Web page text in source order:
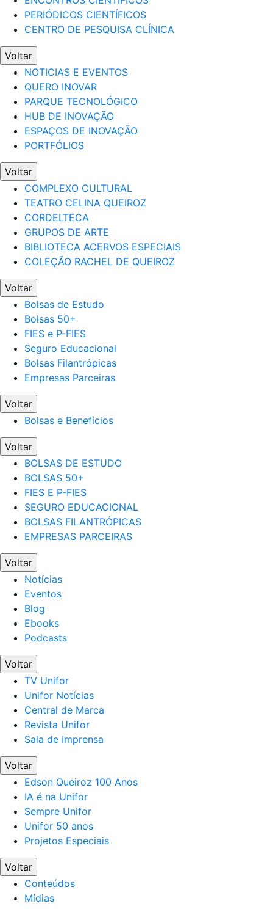
PERIÓDICOS CIENTÍFICOS
CENTRO DE PESQUISA CLÍNICA
Voltar
NOTICIAS E EVENTOS
QUERO INOVAR
PARQUE TECNOLÓGICO
HUB DE INOVAÇÃO
ESPAÇOS DE INOVAÇÃO
PORTFÓLIOS
Voltar
COMPLEXO CULTURAL
TEATRO CELINA QUEIROZ
CORDELTECA
GRUPOS DE ARTE
BIBLIOTECA ACERVOS ESPECIAIS
COLEÇÃO RACHEL DE QUEIROZ
Voltar
Bolsas de Estudo
Bolsas 50+
FIES e P-FIES
Seguro Educacional
Bolsas Filantrópicas
Empresas Parceiras
Voltar
Bolsas e Benefícios
Voltar
BOLSAS DE ESTUDO
BOLSAS 50+
FIES E P-FIES
SEGURO EDUCACIONAL
BOLSAS FILANTRÓPICAS
EMPRESAS PARCEIRAS
Voltar
Notícias
Eventos
Blog
Ebooks
Podcasts
Voltar
TV Unifor
Unifor Notícias
Central de Marca
Revista Unifor
Sala de Imprensa
Voltar
Edson Queiroz 100 Anos
IA é na Unifor
Sempre Unifor
Unifor 50 anos
Projetos Especiais
Voltar
Conteúdos
Mídias